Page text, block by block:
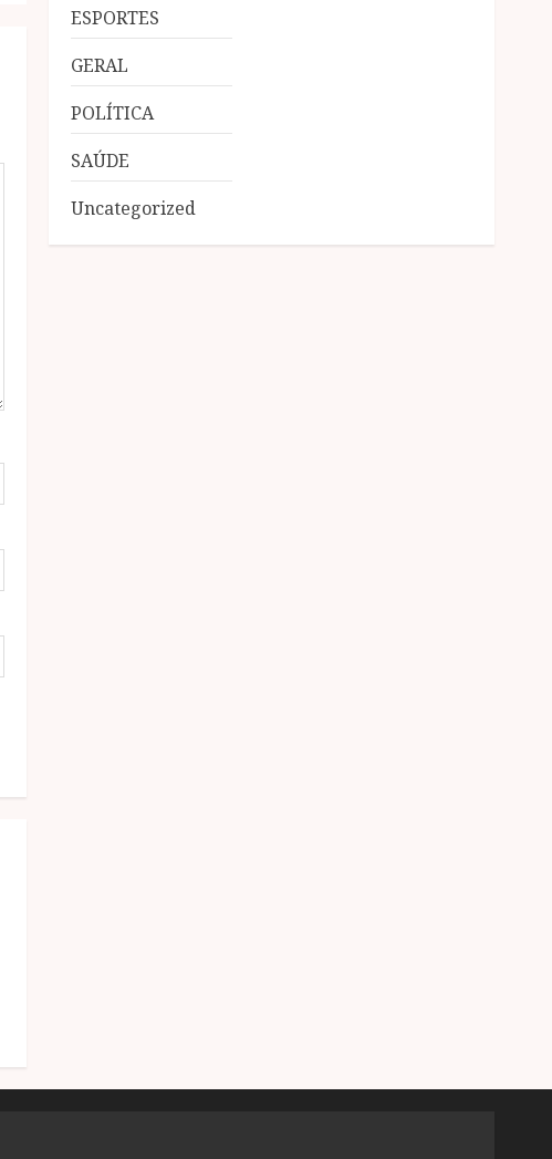
ESPORTES
GERAL
POLÍTICA
SAÚDE
Uncategorized